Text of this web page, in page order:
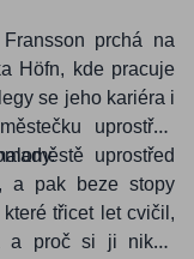
prchá na
Höfn, kde pracuje
se jeho kariéra i
uprostřed
uprostřed
a pak beze stopy
třicet let cvičil,
a proč si ji nikdo